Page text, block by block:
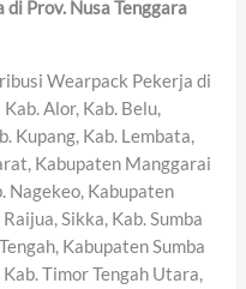
Prov. Nusa Tenggara
Wearpack Pekerja di
Alor, Kab. Belu,
Kupang, Kab. Lembata,
Kabupaten Manggarai
Nagekeo, Kabupaten
Sikka, Kab. Sumba
Kabupaten Sumba
Timor Tengah Utara,